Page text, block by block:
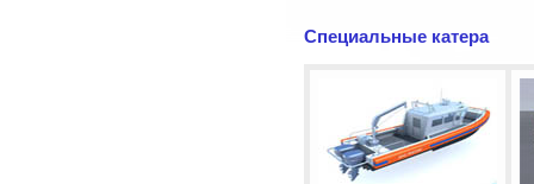
Специальные катера